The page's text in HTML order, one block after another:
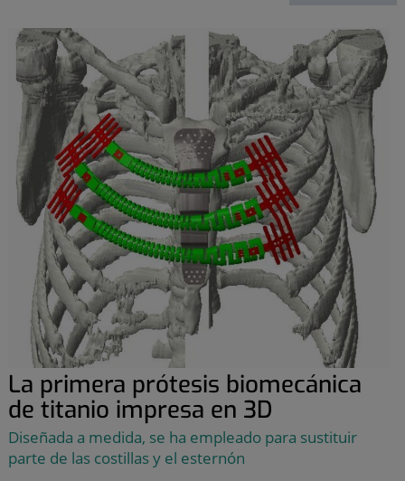
La primera prótesis biomecánica
de titanio impresa en 3D
Diseñada a medida, se ha empleado para sustituir
parte de las costillas y el esternón